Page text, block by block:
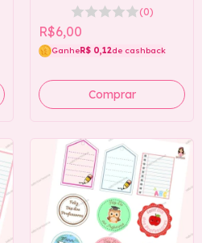
(0)
R$6,00
GanheR$ 0,12de cashback